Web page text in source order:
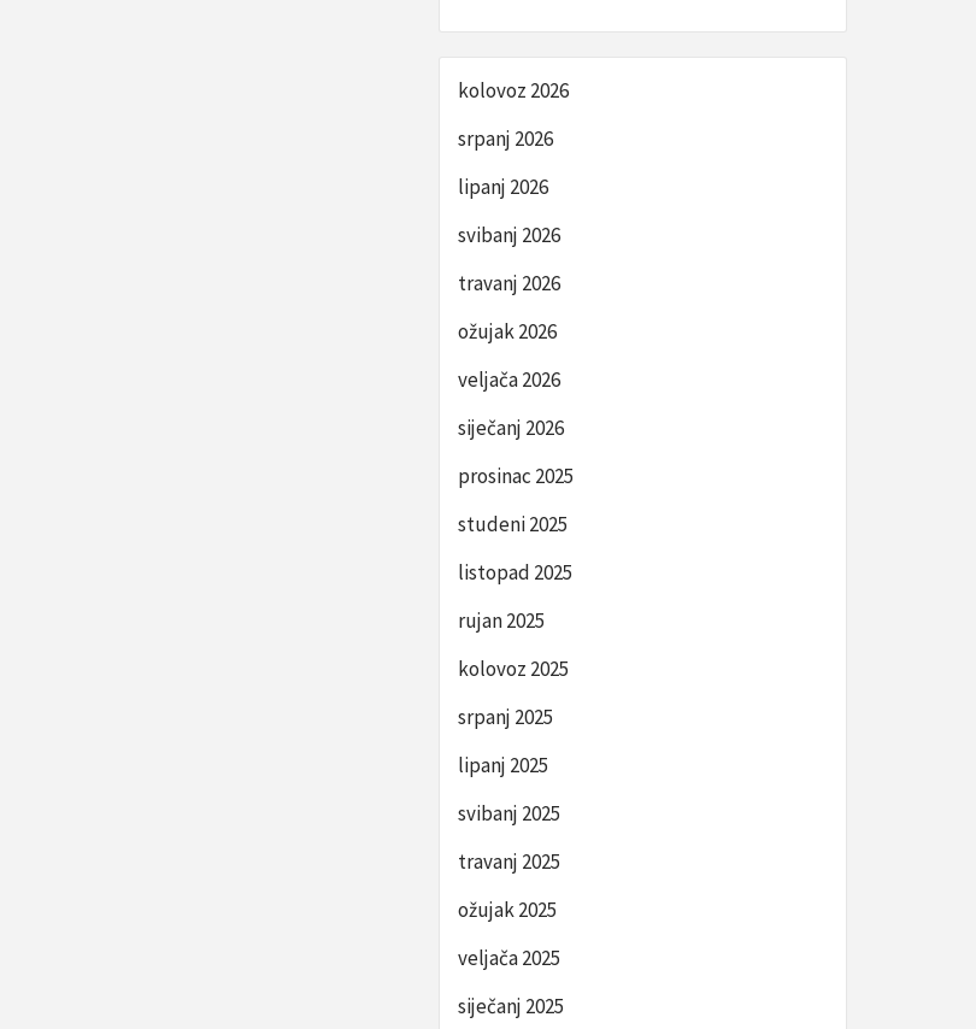
kolovoz 2026
srpanj 2026
lipanj 2026
svibanj 2026
travanj 2026
ožujak 2026
veljača 2026
siječanj 2026
prosinac 2025
studeni 2025
listopad 2025
rujan 2025
kolovoz 2025
srpanj 2025
lipanj 2025
svibanj 2025
travanj 2025
ožujak 2025
veljača 2025
siječanj 2025